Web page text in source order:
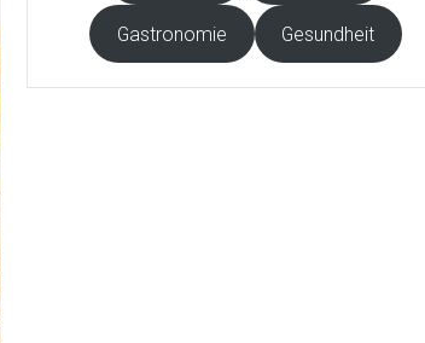
Gastronomie Gesundheit